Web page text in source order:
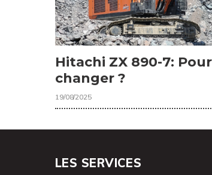
Hitachi ZX 890-7:
changer ?
19/08/2025
LES SERVICES